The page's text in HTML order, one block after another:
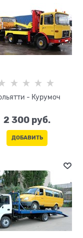
- Курумоч
2 300 руб.
ДОБАВИТЬ